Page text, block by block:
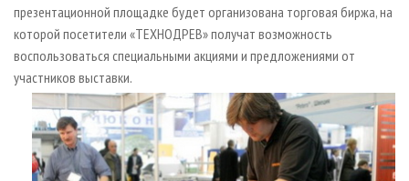
презентационной площадке будет организована торговая биржа, на
которой посетители «ТЕХНОДРЕВ» получат возможность
воспользоваться специальными акциями и предложениями от
участников выставки.